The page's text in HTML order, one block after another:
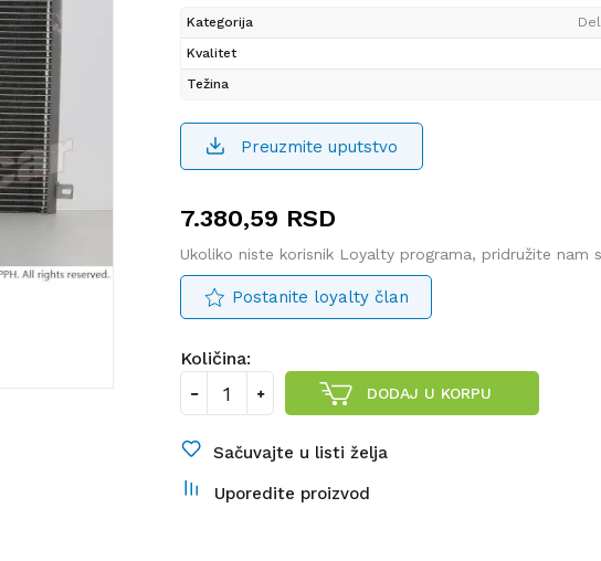
Kategorija
Kvalitet
Težina
Preuzmite uputstvo
7.380,59 RSD
Ukoliko niste korisnik Loyalty programa, pridružite nam
Postanite loyalty član
Količina:
DODAJ U KORPU
Sačuvajte u listi želja
Uporedite proizvod